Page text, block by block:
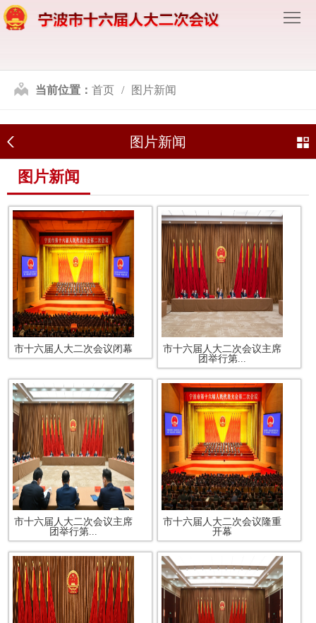
首
态
新
当前位置： 首页 图片新闻
图片新闻
图片新闻
市十六届人大二次会议闭幕
市十六届人大二次会议主席
团举行第...
市十六届人大二次会议主席
团举行第...
市十六届人大二次会议隆重
开幕